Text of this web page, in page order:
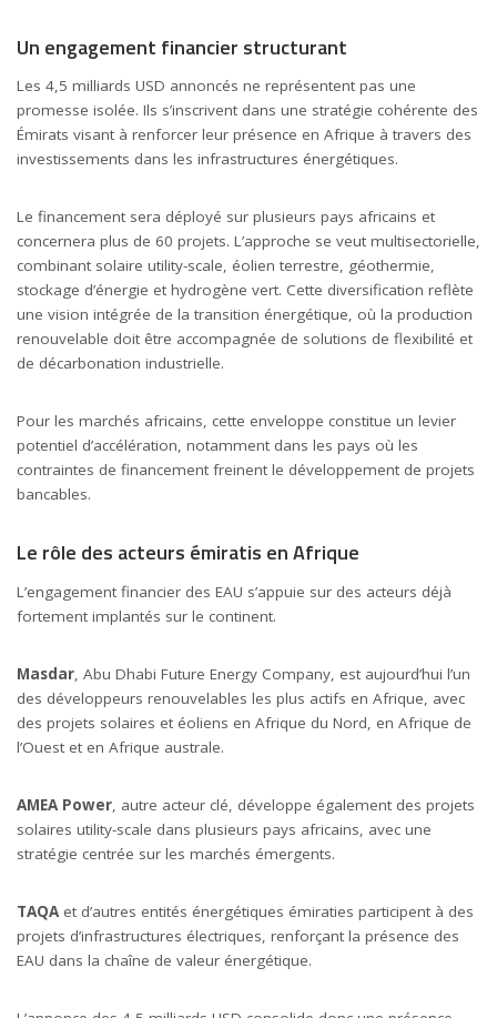
Un engagement financier structurant
Les 4,5 milliards USD annoncés ne représentent pas une
promesse isolée. Ils s’inscrivent dans une stratégie cohérente des
Émirats visant à renforcer leur présence en Afrique à travers des
investissements dans les infrastructures énergétiques.
Le financement sera déployé sur plusieurs pays africains et
concernera plus de 60 projets. L’approche se veut multisectorielle,
combinant solaire utility-scale, éolien terrestre, géothermie,
stockage d’énergie et hydrogène vert. Cette diversification reflète
une vision intégrée de la transition énergétique, où la production
renouvelable doit être accompagnée de solutions de flexibilité et
de décarbonation industrielle.
Pour les marchés africains, cette enveloppe constitue un levier
potentiel d’accélération, notamment dans les pays où les
contraintes de financement freinent le développement de projets
bancables.
Le rôle des acteurs émiratis en Afrique
L’engagement financier des EAU s’appuie sur des acteurs déjà
fortement implantés sur le continent.
Masdar , Abu Dhabi Future Energy Company, est aujourd’hui l’un
des développeurs renouvelables les plus actifs en Afrique, avec
des projets solaires et éoliens en Afrique du Nord, en Afrique de
l’Ouest et en Afrique australe.
AMEA Power , autre acteur clé, développe également des projets
solaires utility-scale dans plusieurs pays africains, avec une
stratégie centrée sur les marchés émergents.
TAQA et d’autres entités énergétiques émiraties participent à des
projets d’infrastructures électriques, renforçant la présence des
EAU dans la chaîne de valeur énergétique.